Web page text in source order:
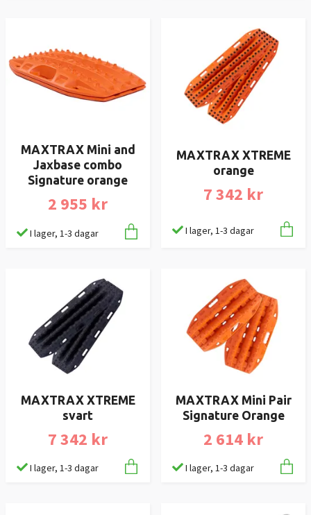
MAXTRAX Mini and
Jaxbase combo
Signature orange
2 955 kr
I lager, 1-3 dagar
MAXTRAX XTREME
orange
7 342 kr
I lager, 1-3 dagar
MAXTRAX XTREME
svart
7 342 kr
I lager, 1-3 dagar
MAXTRAX Mini Pair
Signature Orange
2 614 kr
I lager, 1-3 dagar